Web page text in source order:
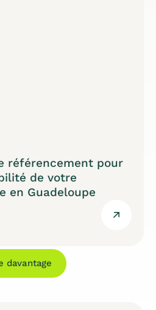
référencement pour
de votre
en Guadeloupe
davantage